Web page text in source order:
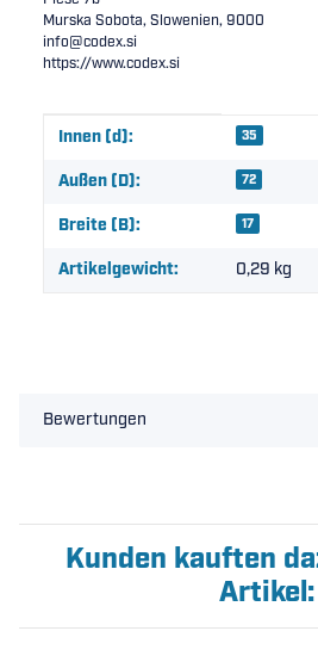
Murska Sobota, Slowenien, 9000
info@codex.si
https://www.codex.si
Produkteigenschaft
Wert
Innen (d): 35
Außen (D): 72
Breite (B): 17
Artikelgewicht: 0,29 kg
Bewertungen
Kunden kauften
Artikel: